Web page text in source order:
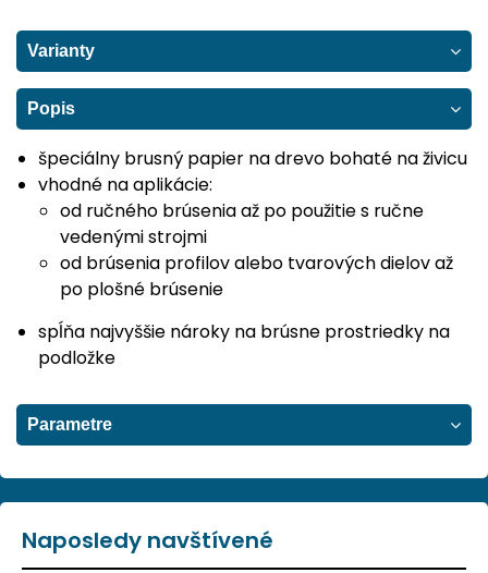
Varianty
Popis
špeciálny brusný papier na drevo bohaté na živicu
vhodné na aplikácie:
od ručného brúsenia až po použitie s ručne
vedenými strojmi
od brúsenia profilov alebo tvarových dielov až
po plošné brúsenie
spĺňa najvyššie nároky na brúsne prostriedky na
podložke
Parametre
Naposledy navštívené